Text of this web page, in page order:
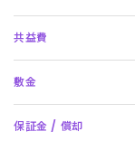
共益費
敷金
保証金 / 償却